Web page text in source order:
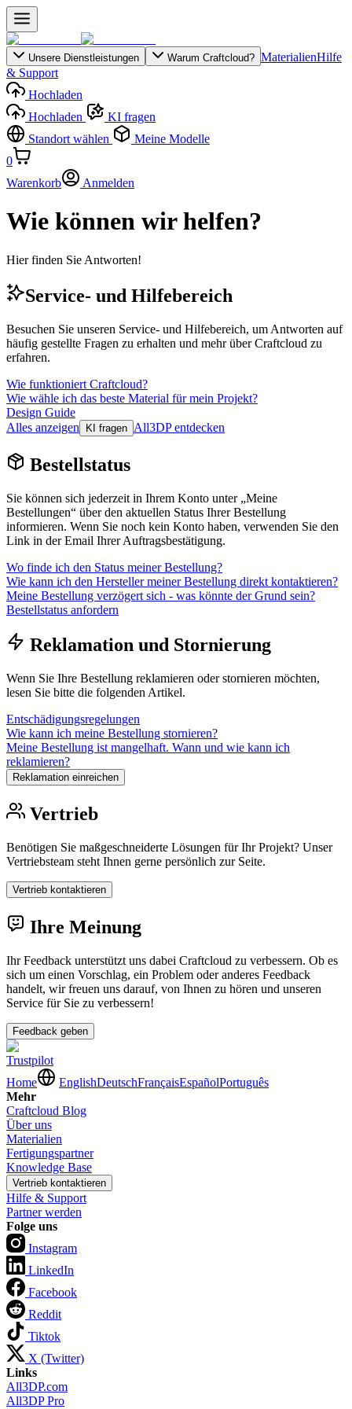
Unsere Dienstleistungen Warum Craftcloud? MaterialienHilfe
& Support
Hochladen
Hochladen
KI fragen
Standort wählen
Meine Modelle
0
Warenkorb
Anmelden
Wie können wir helfen?
Hier finden Sie Antworten!
Service- und Hilfebereich
Besuchen Sie unseren Service- und Hilfebereich, um Antworten auf
häufig gestellte Fragen zu erhalten und mehr über Craftcloud zu
erfahren.
Wie funktioniert Craftcloud?
Wie wähle ich das beste Material für mein Projekt?
Design Guide
Alles anzeigen
KI fragen All3DP entdecken
Bestellstatus
Sie können sich jederzeit in Ihrem Konto unter „Meine
Bestellungen“ über den aktuellen Status Ihrer Bestellung
informieren. Wenn Sie noch kein Konto haben, verwenden Sie den
Link in der Email Ihrer Auftragsbestätigung.
Wo finde ich den Status meiner Bestellung?
Wie kann ich den Hersteller meiner Bestellung direkt kontaktieren?
Meine Bestellung verzögert sich - was könnte der Grund sein?
Bestellstatus anfordern
Reklamation und Stornierung
Wenn Sie Ihre Bestellung reklamieren oder stornieren möchten,
lesen Sie bitte die folgenden Artikel.
Entschädigungsregelungen
Wie kann ich meine Bestellung stornieren?
Meine Bestellung ist mangelhaft. Wann und wie kann ich
reklamieren?
Reklamation einreichen
Vertrieb
Benötigen Sie maßgeschneiderte Lösungen für Ihr Projekt? Unser
Vertriebsteam steht Ihnen gerne persönlich zur Seite.
Vertrieb kontaktieren
Ihre Meinung
Ihr Feedback unterstützt uns dabei Craftcloud zu verbessern. Ob es
sich um einen Vorschlag, ein Problem oder anderes Feedback
handelt, wir freuen uns darauf, von Ihnen zu hören und unseren
Service für Sie zu verbessern!
Feedback geben
Trustpilot
Home
EnglishDeutschFrançaisEspañolPortuguês
Mehr
Craftcloud Blog
Über uns
Materialien
Fertigungspartner
Knowledge Base
Vertrieb kontaktieren
Hilfe & Support
Partner werden
Folge uns
Instagram
LinkedIn
Facebook
Reddit
Tiktok
X (Twitter)
Links
All3DP.com
All3DP Pro